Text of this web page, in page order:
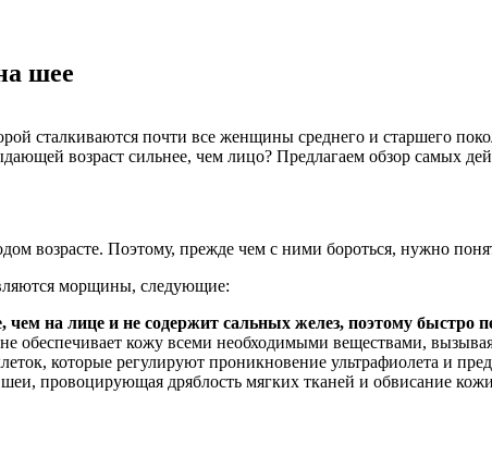
шее
сталкиваются почти все женщины среднего и старшего
возраст сильнее, чем лицо? Предлагаем обзор самых
возрасте. Поэтому, прежде чем с ними бороться, нужно
морщины, следующие:
на лице и не содержит сальных желез, поэтому быстро
обеспечивает кожу всеми необходимыми веществами,
которые регулируют проникновение ультрафиолета и
провоцирующая дряблость мягких тканей и обвисание